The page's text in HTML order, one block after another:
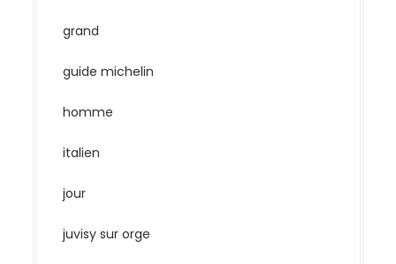
grand
guide michelin
homme
italien
jour
juvisy sur orge